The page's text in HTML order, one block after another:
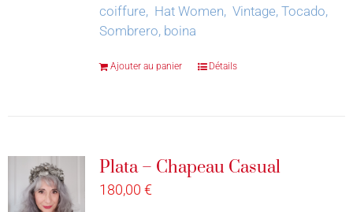
coiffure, Hat Women, Vintage, Tocado,
Sombrero, boina
Ajouter au panier Détails
Plata – Chapeau Casual
180,00 €